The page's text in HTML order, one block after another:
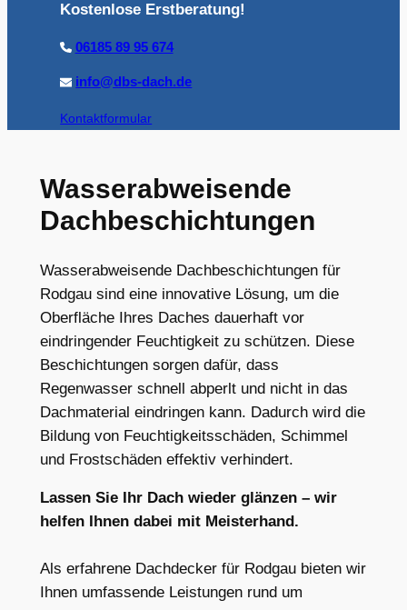
Kostenlose Erstberatung!
06185 89 95 674
info@dbs-dach.de
Kontaktformular
Wasserabweisende
Dachbeschichtungen
Wasserabweisende Dachbeschichtungen für
Rodgau sind eine innovative Lösung, um die
Oberfläche Ihres Daches dauerhaft vor
eindringender Feuchtigkeit zu schützen. Diese
Beschichtungen sorgen dafür, dass
Regenwasser schnell abperlt und nicht in das
Dachmaterial eindringen kann. Dadurch wird die
Bildung von Feuchtigkeitsschäden, Schimmel
und Frostschäden effektiv verhindert.
Lassen Sie Ihr Dach wieder glänzen – wir
helfen Ihnen dabei mit Meisterhand.
Als erfahrene Dachdecker für Rodgau bieten wir
Ihnen umfassende Leistungen rund um